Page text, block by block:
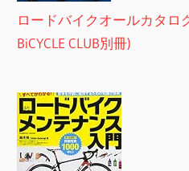
ロードバイクオールカタロ
BiCYCLE CLUB別冊)